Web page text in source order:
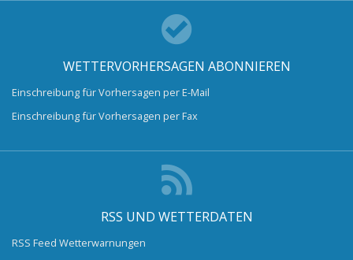
WETTERVORHERSAGEN ABONNIEREN
Einschreibung für Vorhersagen per E-Mail
Einschreibung für Vorhersagen per Fax
RSS UND WETTERDATEN
RSS Feed Wetterwarnungen